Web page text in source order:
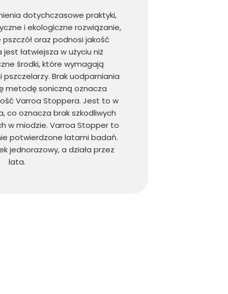
dotychczasowe praktyki,
i ekologiczne rozwiązanie,
oraz podnosi jakość
łatwiejsza w użyciu niż
środki, które wymagają
Brak uodparniania
metodę soniczną oznacza
Varroa Stoppera. Jest to w
co oznacza brak szkodliwych
w miodzie. Varroa Stopper to
potwierdzone latami badań.
jednorazowy, a działa przez
lata.